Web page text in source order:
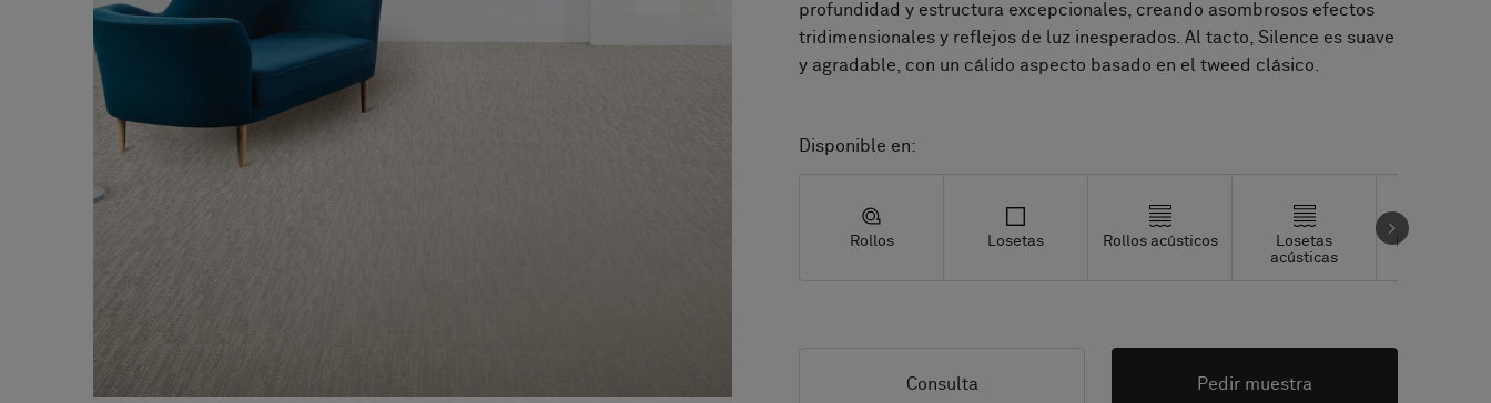
Colaboraciones con diseñadores
Historias
Sobre nosotros
Contáctanos
Idioma
profundidad y estructura excepcionales, creando asombrosos efectos
tridimensionales y reflejos de luz inesperados. Al tacto, Silence es suave
y agradable, con un cálido aspecto basado en el tweed clásico.
Disponible en:
Rollos Losetas Rollos acústicos
Losetas
acústicas
Losetas
Consulta Pedir muestra